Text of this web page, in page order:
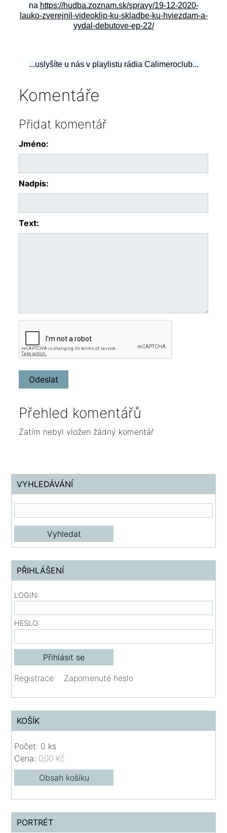
na https://hudba.zoznam.sk/spravy/19-12-2020-
lauko-zverejnil-videoklip-ku-skladbe-ku-hviezdam-a-
vydal-debutove-ep-22/
...uslyšíte u nás v playlistu rádia Calimeroclub...
Komentáře
Přidat komentář
Jméno:
Nadpis:
Text:
Přehled komentářů
Zatím nebyl vložen žádný komentář
VYHLEDÁVÁNÍ
PŘIHLÁŠENÍ
LOGIN:
HESLO:
Registrace Zapomenuté heslo
KOŠÍK
Počet: 0 ks
Cena: 0,00 Kč
Obsah košíku
PORTRÉT